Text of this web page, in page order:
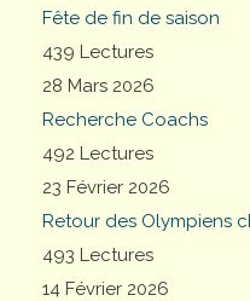
Fête de fin de saison
439 Lectures
28 Mars 2026
Recherche Coachs
492 Lectures
23 Février 2026
Retour des Olympiens
493 Lectures
14 Février 2026